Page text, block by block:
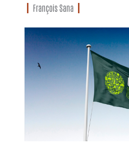
François Sana